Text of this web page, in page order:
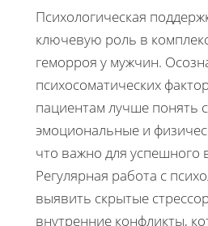
Психологическая
ключевую роль в
геморроя у мужчин.
психосоматических
пациентам лучше понять
эмоциональные и
что важно для успешного
Регулярная работа с
выявить скрытые
внутренние конфликты,